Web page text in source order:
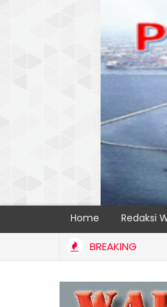
Home Redaksi
BREAKING